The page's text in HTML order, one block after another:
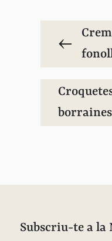
borraines
Subscriu-te a la